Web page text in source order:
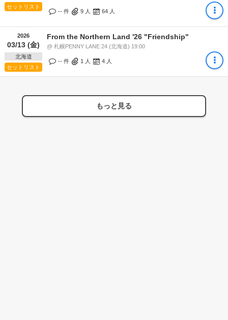
セットリスト
-- 件 9 人 64 人
2026
03/13 (金)
北海道
セットリスト
From the Northern Land '26 "Friendship"
@ 札幌PENNY LANE 24 (北海道) 19:00
-- 件 1 人 4 人
もっと見る